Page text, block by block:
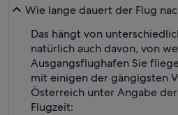
Wie lange dauert der Flug
Das hängt von
natürlich auch davon, von
Ausgangsflughafen Sie
mit einigen der gängigsten
Österreich unter Angabe
Flugzeit: